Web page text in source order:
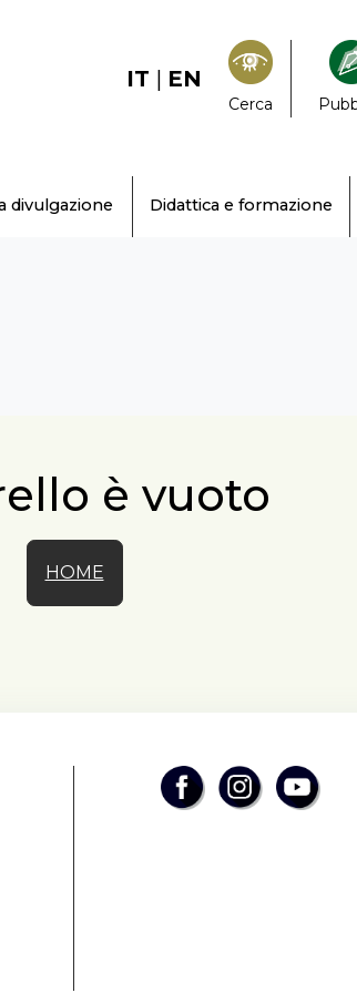
IT | EN
Cerca
divulgazione Didattica e formazione
è vuoto
HOME